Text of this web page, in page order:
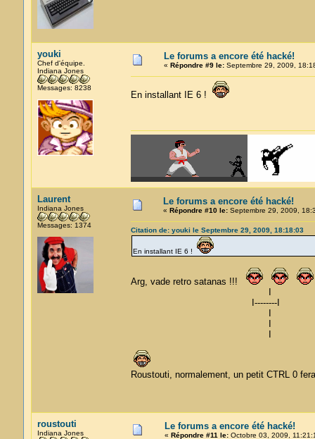
youki
Chef d'équipe.
Indiana Jones
Messages: 8238
Le forums a encore été hacké!
« Répondre #9 le:Septembre 29, 2009,
En installant IE 6 !
Laurent
Indiana Jones
Messages: 1374
Le forums a encore été hacké!
« Répondre #10 le:Septembre 29, 2009,
Citation de: youki le Septembre 29, 2009, 18:18:03
En installant IE 6 !
Arg, vade retro satanas !!!
I--------I
Roustouti, normalement, un petit CTRL 0
roustouti
Indiana Jones
Le forums a encore été hacké!
« Répondre #11 le:Octobre 03, 2009,